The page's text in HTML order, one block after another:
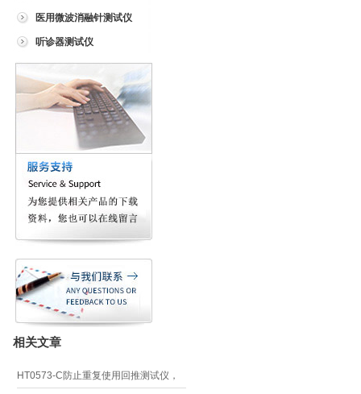
靠性测试仪
医用微波消融针测试仪
听诊器测试仪
相关文章
HT0573-C防止重复使用回推测试仪，